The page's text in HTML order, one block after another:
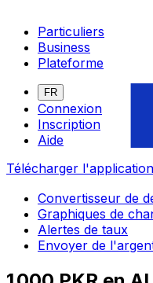
Particuliers
Business
Plateforme
FR
Connexion
Inscription
Aide
Télécharger l'application
Convertisseur de
Graphiques de
Alertes de taux
Envoyer de